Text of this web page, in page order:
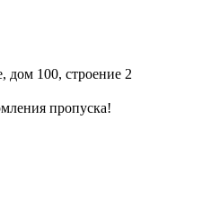
дом 100, строение 2
пропуска!